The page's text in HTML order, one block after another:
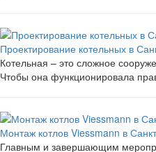
Проектирование котельных в
Котельная – это сложное
Чтобы она функционировала
Монтаж котлов Viessmann в
Главным и завершающим